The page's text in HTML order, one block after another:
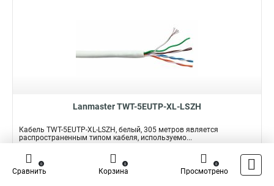
Lanmaster TWT-5EUTP-XL-LSZH
Кабель TWT-5EUTP-XL-LSZH, белый, 305 метров является
распространенным типом кабеля, используемо...
Подробнее Сравнить
Наличие:
Сравнить
0
Корзина
0
Просмотрено
0